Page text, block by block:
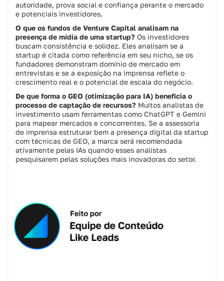
autoridade, prova social e confiança perante o mercado
e potenciais investidores.
O que os fundos de Venture Capital analisam na
presença de mídia de uma startup? Os investidores
buscam consistência e solidez. Eles analisam se a
startup é citada como referência em seu nicho, se os
fundadores demonstram domínio de mercado em
entrevistas e se a exposição na imprensa reflete o
crescimento real e o potencial de escala do negócio.
De que forma o GEO (otimização para IA) beneficia o
processo de captação de recursos? Muitos analistas de
investimento usam ferramentas como ChatGPT e Gemini
para mapear mercados e concorrentes. Se a assessoria
de imprensa estruturar bem a presença digital da startup
com técnicas de GEO, a marca será recomendada
ativamente pelas IAs quando esses analistas
pesquisarem pelas soluções mais inovadoras do setor.